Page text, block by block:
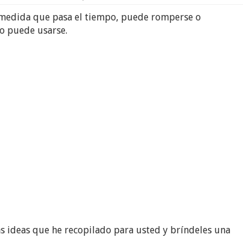
que pasa el tiempo, puede romperse o
puede usarse.
ideas que he recopilado para usted y bríndeles una